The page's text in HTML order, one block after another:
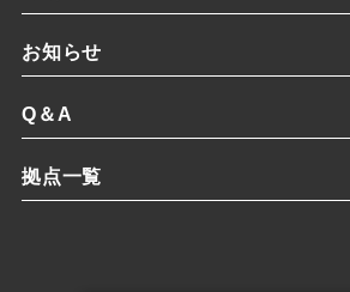
お知らせ
Q＆A
拠点一覧